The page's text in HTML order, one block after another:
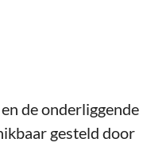
de onderliggende
gesteld door